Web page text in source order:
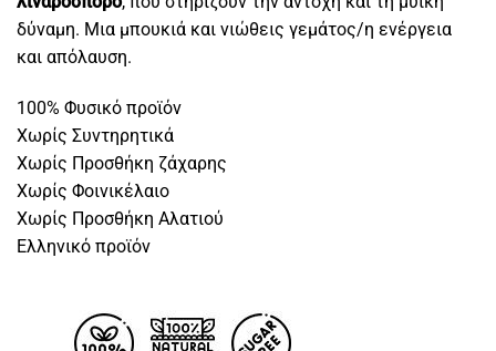
δύναμη. Μια μπουκιά και νιώθεις γεμάτος/η ενέργεια
και απόλαυση.
100% Φυσικό προϊόν
Χωρίς Συντηρητικά
Χωρίς Προσθήκη ζάχαρης
Χωρίς Φοινικέλαιο
Χωρίς Προσθήκη Αλατιού
Ελληνικό προϊόν